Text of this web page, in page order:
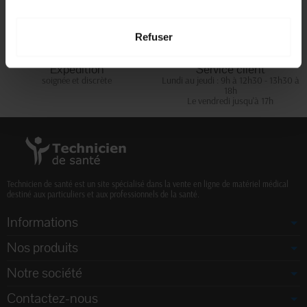
Refuser
Expédition
soignée et discrète
Service client
Lundi au jeudi : 9h à 12h30 - 13h30 à
18h
Le vendredi jusqu'à 17h
Technicien de santé est un site spécialisé dans la vente en ligne de matériel médical
destiné aux particuliers et aux professionnels de la santé.
Informations
Nos produits
Notre société
Contactez-nous